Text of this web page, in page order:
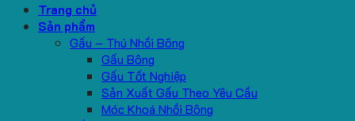
Trang chủ
Sản phẩm
Gấu – Thú Nhồi Bông
Gấu Bông
Gấu Tốt Nghiệp
Sản Xuất Gấu Theo Yêu Cầu
Móc Khoá Nhồi Bông